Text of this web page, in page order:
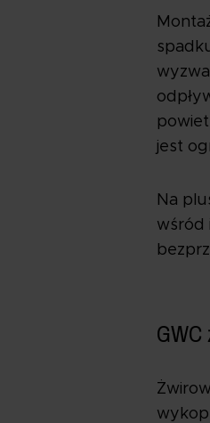
jest
Na
wśród
wykop